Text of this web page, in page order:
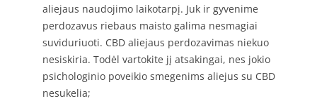
aliejaus naudojimo laikotarpį. Juk ir gyvenime
perdozavus riebaus maisto galima nesmagiai
suviduriuoti. CBD aliejaus perdozavimas niekuo
nesiskiria. Todėl vartokite jį atsakingai, nes jokio
psichologinio poveikio smegenims aliejus su CBD
nesukelia;